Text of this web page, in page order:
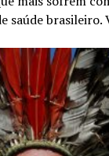
saúde brasileiro.